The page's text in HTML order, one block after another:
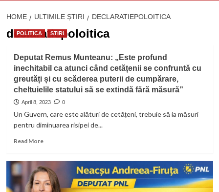
HOME ULTIMILE ȘTIRI DECLARATIEPOLOITICA
declaratiepoloitica
POLITICA STIRI
Deputat Remus Munteanu: „Este profund
inechitabil ca atunci când cetățenii se confruntă cu
greutăți și cu scăderea puterii de cumpărare,
cheltuielile statului să se extindă fără măsură”
April 8, 2023 0
Un Guvern, care este alături de cetățeni, trebuie să ia măsuri
pentru diminuarea risipei de...
Read MoreRead
Deputat
Remus
Munteanu: